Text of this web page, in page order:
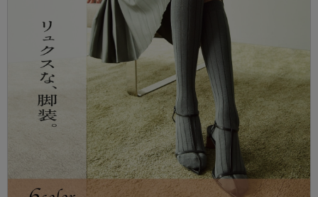
WOMEN MEN KIDS
カテゴリから探す
レッグウェア
ストッキング
- 無地ストッキング
インナーウェア
ブラジャー
ライフスタイルウェア
レッグウエア
ソックス・靴下
クルー・レギュラー丈ソックス
インナーウエア
メンズパンツ
ライフスタイルウェア
レッグウエア
ソックス・靴下
インナーウエア
ブラジャー
ブランドから探す
AZGI